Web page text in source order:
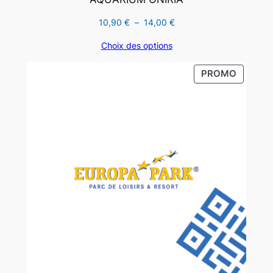
10,90 € – 14,00 €Plage
Choix des options
PROMO
EN